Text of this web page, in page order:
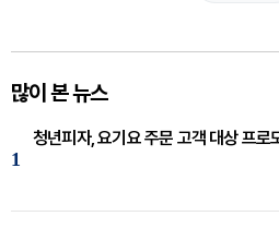
많이 본 뉴스
1
청년피자, 요기요 주문 고객 대상 프로